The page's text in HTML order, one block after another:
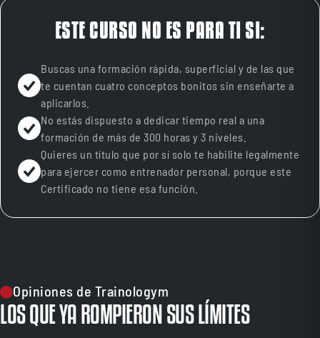
ESTE CURSO NO ES PARA TI SI:
Buscas una formación rápida, superficial y de las que
te cuentan cuatro conceptos bonitos sin enseñarte a
aplicarlos.
No estás dispuesto a dedicar tiempo real a una
formación de más de 300 horas y 3 niveles.
Quieres un título que por sí solo te habilite legalmente
para ejercer como entrenador personal, porque este
Certificado no tiene esa función.
Opiniones de Trainologym
LOS QUE YA ROMPIERON SUS LÍMITES